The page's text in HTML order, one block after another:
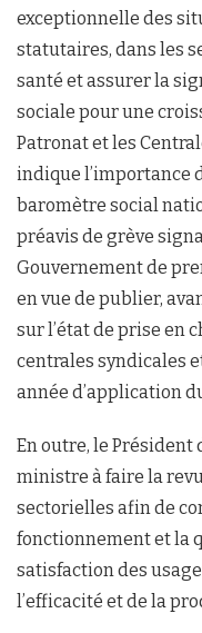
exceptionnelle des
statutaires, dans les
santé et assurer la
sociale pour une
Patronat et les
indique l’importance
baromètre social
préavis de grève
Gouvernement de
en vue de publier,
sur l’état de prise en
centrales syndicales
année d’application
En outre, le Président
ministre à faire la
sectorielles afin de
fonctionnement et la
satisfaction des
l’efficacité et de la